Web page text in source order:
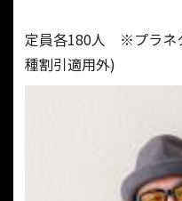
定員各180人 ※プラネ
種割引適用外)